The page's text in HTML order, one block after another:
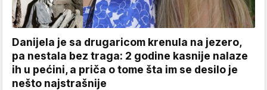
Danijela je sa drugaricom krenula na jezero,
pa nestala bez traga: 2 godine kasnije nalaze
ih u pećini, a priča o tome šta im se desilo je
nešto najstrašnije